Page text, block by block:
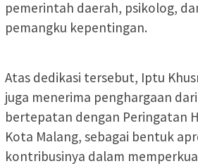
pemerintah daerah, psikolog,
pemangku kepentingan.
Atas dedikasi tersebut, Iptu
juga menerima penghargaan
bertepatan dengan Peringatan
Kota Malang, sebagai bentuk
kontribusinya dalam